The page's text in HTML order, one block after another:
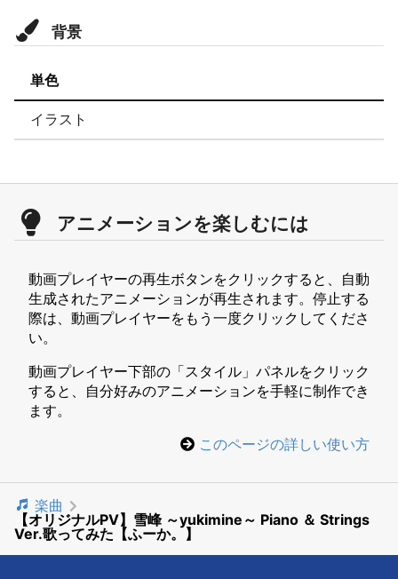
背景
単色
イラスト
アニメーションを楽しむには
動画プレイヤーの再生ボタンをクリックすると、自動
生成されたアニメーションが再生されます。停止する
際は、動画プレイヤーをもう一度クリックしてくださ
い。
動画プレイヤー下部の「スタイル」パネルをクリック
すると、自分好みのアニメーションを手軽に制作でき
ます。
このページの詳しい使い方
楽曲
【オリジナルPV】雪峰 ～yukimine～ Piano ＆ Strings
Ver.歌ってみた【ふーか。】